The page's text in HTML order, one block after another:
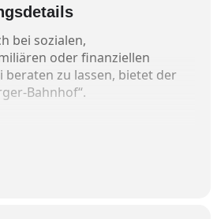
bei sozialen,
oder finanziellen
zu lassen, bietet der
Bahnhof“.
gerne nach
unter